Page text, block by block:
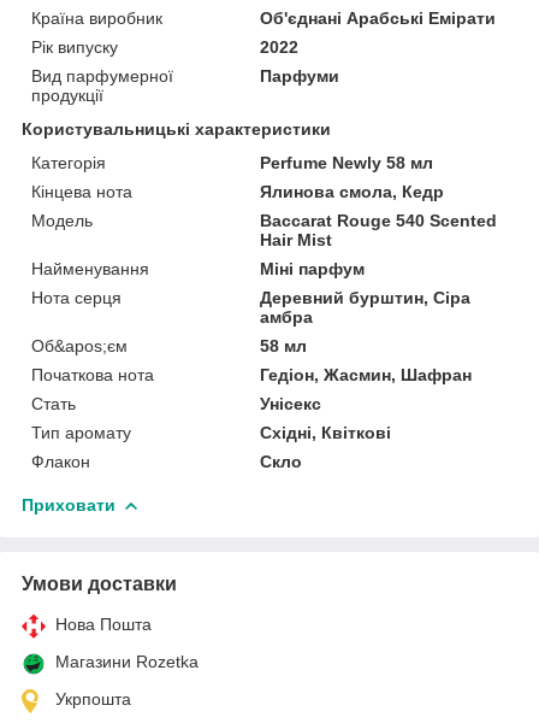
Країна виробник
Об'єднані Арабські Емірати
Рік випуску
2022
Вид парфумерної
продукції
Парфуми
Користувальницькі характеристики
Категорія
Perfume Newly 58 мл
Кінцева нота
Ялинова смола, Кедр
Мoдель
Baccarat Rouge 540 Scented
Hair Mist
Найменування
Міні парфум
Нота серця
Деревний бурштин, Сіра
амбра
Об&apos;єм
58 мл
Початкова нота
Гедіон, Жасмин, Шафран
Стать
Унісекс
Тип аромату
Східні, Квіткові
Флакон
Скло
Приховати
Умови доставки
Нова Пошта
Магазини Rozetka
Укрпошта